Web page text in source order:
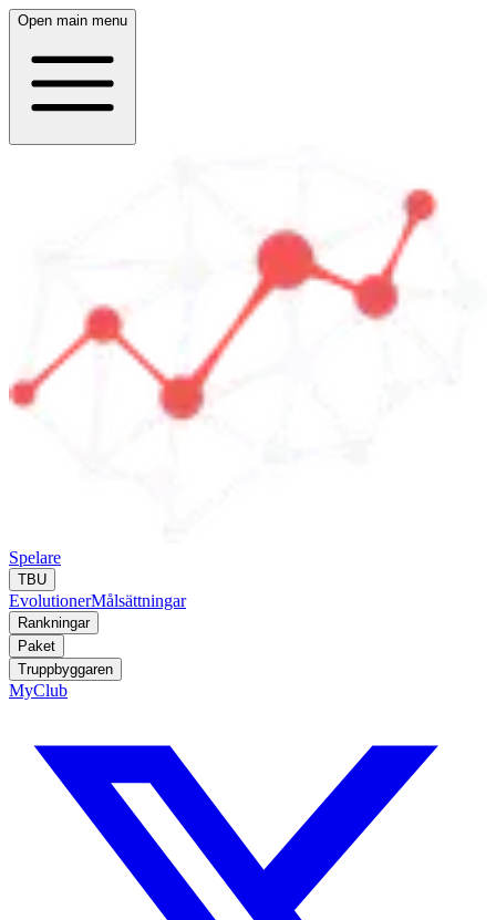
Open main menu
Spelare
TBU
EvolutionerMålsättningar
Rankningar
Paket
Truppbyggaren
MyClub